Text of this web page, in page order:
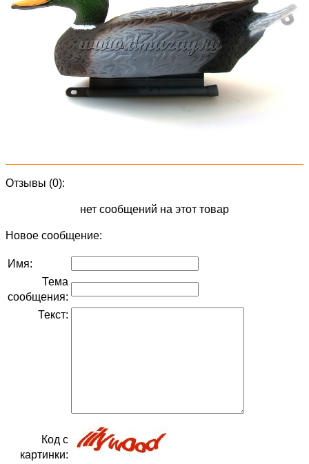
Отзывы (0):
нет сообщений на этот товар
Новое сообщение:
Имя:
Тема
сообщения:
Текст:
Код с
картинки: